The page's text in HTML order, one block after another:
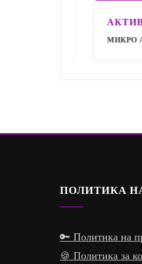
МИКРО
ПОЛИТИКА
🔑 Политика на
🍪 Политика за